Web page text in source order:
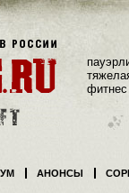
фитнес
АНОНСЫ